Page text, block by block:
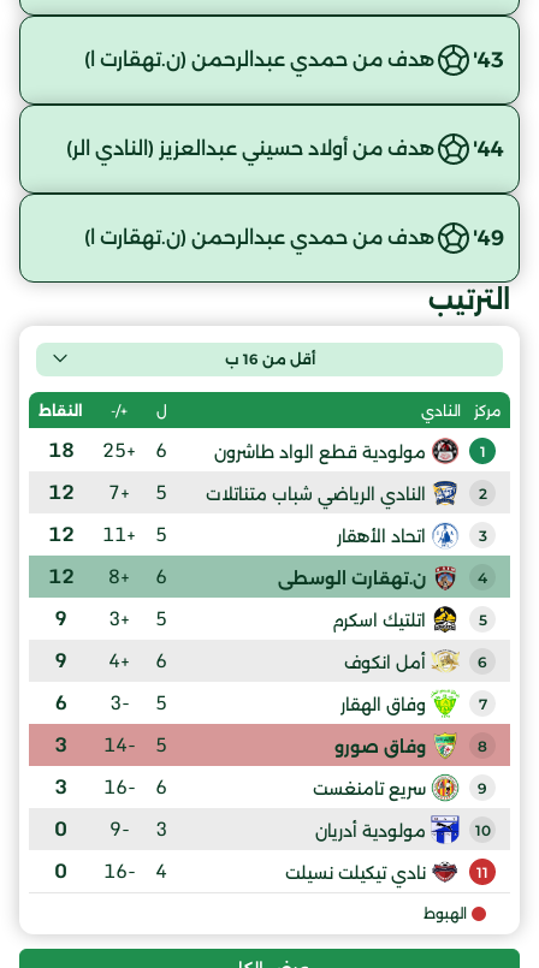
43' هدف من حمدي عبدالرحمن (ن.تهقارت ا)
44' هدف من أولاد حسيني عبدالعزيز (النادي الر)
49' هدف من حمدي عبدالرحمن (ن.تهقارت ا)
الترتيب
أقل من 16 ب
مركز النادي ل +/- النقاط
1 مولودية قطع الواد طاشرون 6
+25
18
2 النادي الرياضي شباب متناتلات 5
+7
12
3 اتحاد الأهقار 5
+11
12
4 ن.تهقارت الوسطى 6
+8
12
5 اتلتيك اسكرم 5
+3
9
6 أمل انكوف 6
+4
9
7 وفاق الهقار 5
-3
6
8 وفاق صورو 5
-14
3
9 سريع تامنغست 6
-16
3
10 مولودية أدريان 3
-9
0
11 نادي تيكيلت نسيلت 4
-16
0
الهبوط